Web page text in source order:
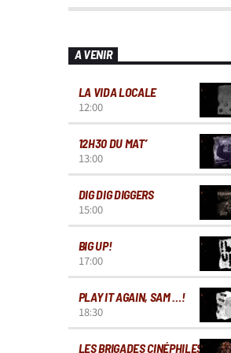
A VENIR
LA VIDA LOCALE
12:00
12H30 DU MAT’
13:00
DIG DIG DIGGERS
15:00
BIG UP!
17:00
PLAY IT AGAIN, SAM …!
18:30
LES BRIGADES CINÉPHILES